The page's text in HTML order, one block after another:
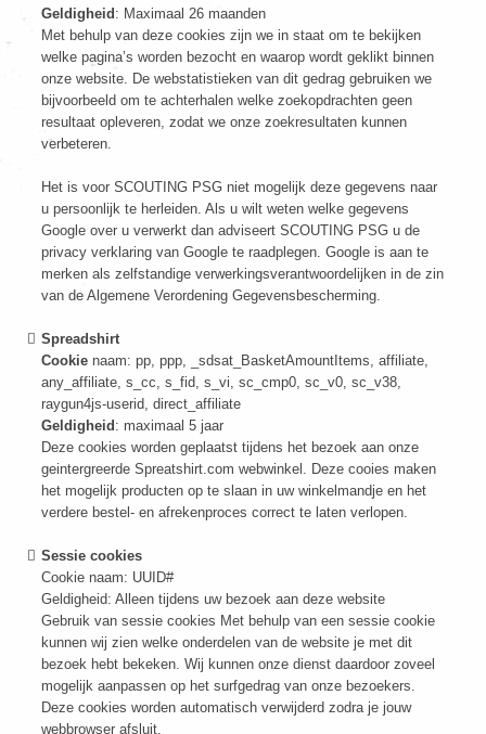
Geldigheid : Maximaal 26 maanden
Met behulp van deze cookies zijn we in staat om te bekijken
welke pagina’s worden bezocht en waarop wordt geklikt binnen
onze website. De webstatistieken van dit gedrag gebruiken we
bijvoorbeeld om te achterhalen welke zoekopdrachten geen
resultaat opleveren, zodat we onze zoekresultaten kunnen
verbeteren.
Het is voor SCOUTING PSG niet mogelijk deze gegevens naar
u persoonlijk te herleiden. Als u wilt weten welke gegevens
Google over u verwerkt dan adviseert SCOUTING PSG u de
privacy verklaring van Google te raadplegen. Google is aan te
merken als zelfstandige verwerkingsverantwoordelijken in de zin
van de Algemene Verordening Gegevensbescherming.
Spreadshirt
Cookie naam: pp, ppp, _sdsat_BasketAmountItems, affiliate,
any_affiliate, s_cc, s_fid, s_vi, sc_cmp0, sc_v0, sc_v38,
raygun4js-userid, direct_affiliate
Geldigheid : maximaal 5 jaar
Deze cookies worden geplaatst tijdens het bezoek aan onze
geintergreerde Spreatshirt.com webwinkel. Deze cooies maken
het mogelijk producten op te slaan in uw winkelmandje en het
verdere bestel- en afrekenproces correct te laten verlopen.
Sessie cookies
Cookie naam: UUID#
Geldigheid: Alleen tijdens uw bezoek aan deze website
Gebruik van sessie cookies Met behulp van een sessie cookie
kunnen wij zien welke onderdelen van de website je met dit
bezoek hebt bekeken. Wij kunnen onze dienst daardoor zoveel
mogelijk aanpassen op het surfgedrag van onze bezoekers.
Deze cookies worden automatisch verwijderd zodra je jouw
webbrowser afsluit.